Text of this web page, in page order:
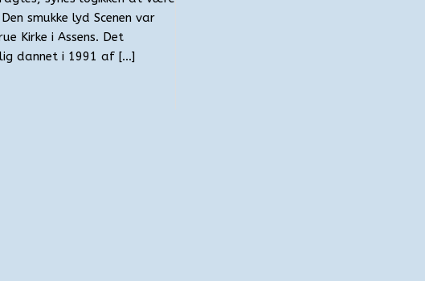
smukke lyd Scenen var
Kirke i Assens. Det
dannet i 1991 af […]